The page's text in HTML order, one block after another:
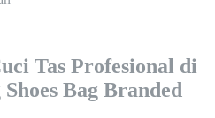
Tas Profesional di
Bag Branded